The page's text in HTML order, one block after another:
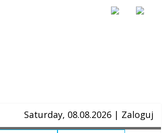
Saturday, 08.08.2026 | Zaloguj